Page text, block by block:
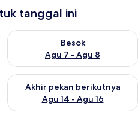
tanggal ini
ini Agu 6 - Agu 7
Besok
Agu 7 - Agu 8
Periksa ketersediaan untuk
pekan ini Agu 7 - Agu 9
Akhir pekan berikutnya
Agu 14 - Agu 16
Periksa ketersediaan untuk